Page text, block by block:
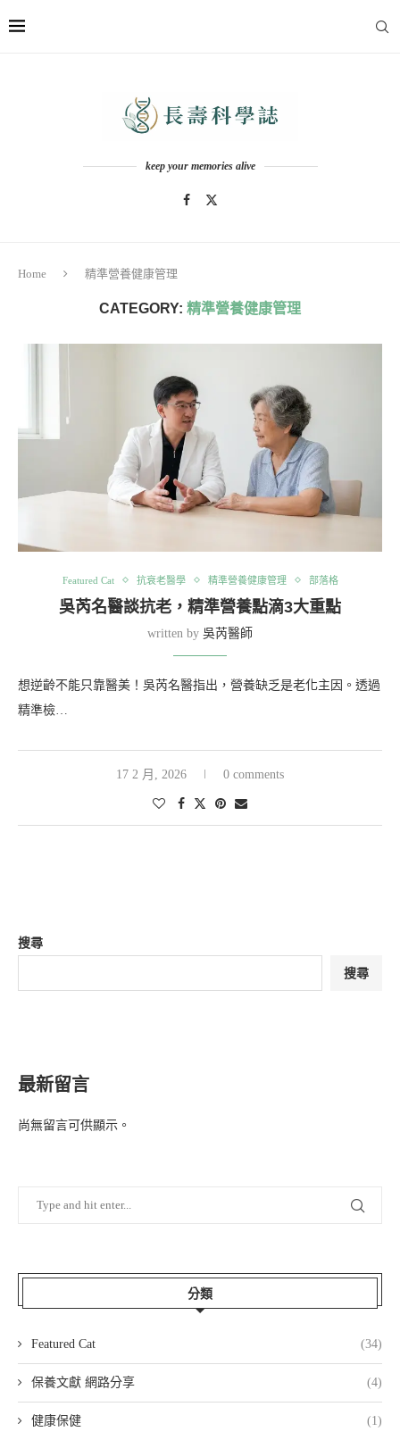
keep your memories alive
Home 精準營養健康管理
CATEGORY: 精準營養健康管理
Featured Cat 抗衰老醫學 精準營養健康管理 部落格
吳芮名醫談抗老，精準營養點滴3大重點
written by 吳芮醫師
想逆齡不能只靠醫美！吳芮名醫指出，營養缺乏是老化主因。透過
精準檢…
17 2 月, 2026 0 comments
搜尋
搜尋
最新留言
尚無留言可供顯示。
分類
Featured Cat (34)
保養文獻 網路分享 (4)
健康保健 (1)